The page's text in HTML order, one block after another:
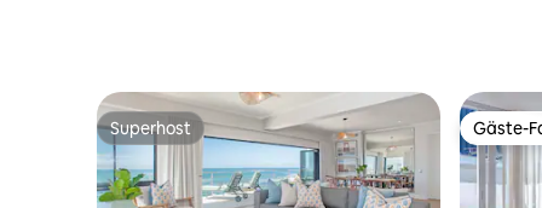
Superhost
Superhost Gäste-
Gäste-